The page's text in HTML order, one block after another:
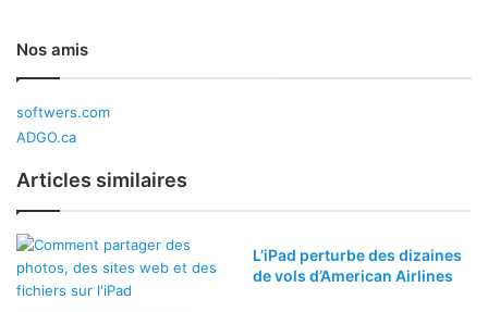
Nos amis
softwers.com
ADGO.ca
Articles similaires
L’iPad perturbe des dizaines
de vols d’American Airlines